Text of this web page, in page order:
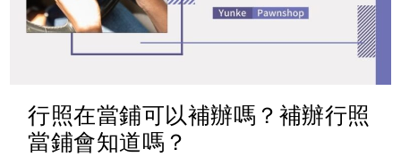
行照在當鋪可以補辦嗎？補辦行照
當鋪會知道嗎？